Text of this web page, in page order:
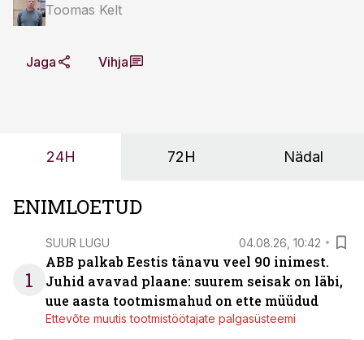
Toomas Kelt
Jaga Vihja
24H 72H Nädal
ENIMLOETUD
1
SUUR LUGU 04.08.26, 10:42
ABB palkab Eestis tänavu veel 90 inimest.
Juhid avavad plaane: suurem seisak on läbi,
uue aasta tootmismahud on ette müüdud
Ettevõte muutis tootmistöötajate palgasüsteemi